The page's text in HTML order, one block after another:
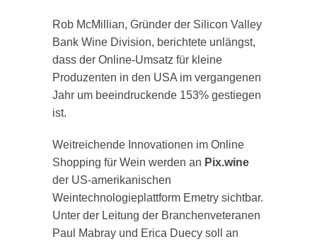
Rob McMillian, Gründer der Silicon Valley
Bank Wine Division, berichtete unlängst,
dass der Online-Umsatz für kleine
Produzenten in den USA im vergangenen
Jahr um beeindruckende 153% gestiegen
ist.
Weitreichende Innovationen im Online
Shopping für Wein werden an Pix.wine
der US-amerikanischen
Weintechnologieplattform Emetry sichtbar.
Unter der Leitung der Branchenveteranen
Paul Mabray und Erica Duecy soll an